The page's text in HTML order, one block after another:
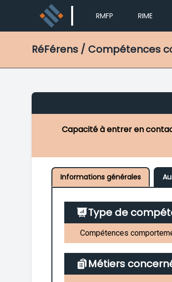
RMFP RIME
RéFérens / Compétences
Capacité à entrer en
Informations générales
Type de
Compétences
Métiers